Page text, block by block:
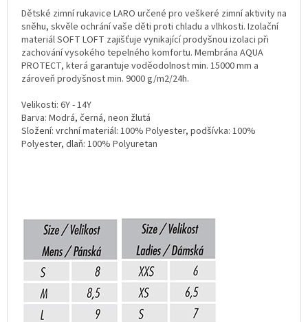
Dětské zimní rukavice LARO určené pro veškeré zimní aktivity na
sněhu, skvěle ochrání vaše děti proti chladu a vlhkosti. Izolační
materiál SOFT LOFT zajišťuje vynikající prodyšnou izolaci při
zachování vysokého tepelného komfortu. Membrána AQUA
PROTECT, která garantuje voděodolnost min. 15000 mm a
zároveň prodyšnost min. 9000 g/m2/24h.
Velikosti: 6Y - 14Y
Barva: Modrá, černá, neon žlutá
Složení: vrchní materiál: 100% Polyester, podšívka: 100%
Polyester, dlaň: 100% Polyuretan